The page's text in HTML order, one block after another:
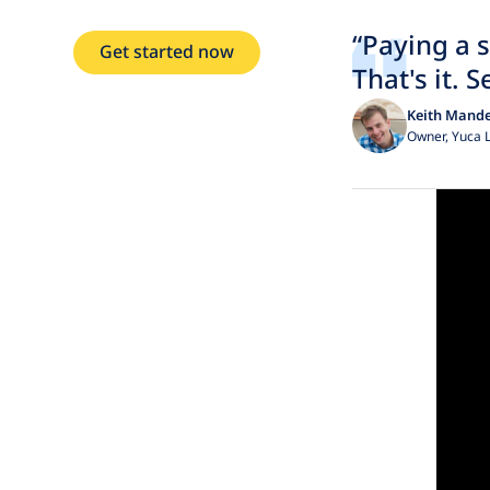
Get started now
“Paying a
That's it.
Keith
Owner, Yuca